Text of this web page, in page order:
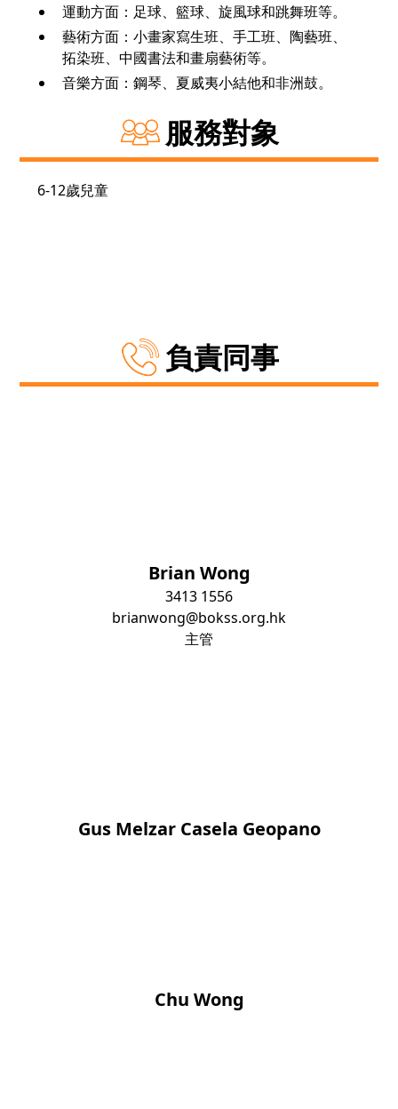
運動方面：足球、籃球、旋風球和跳舞班等。
藝術方面：小畫家寫生班、手工班、陶藝班、
拓染班、中國書法和畫扇藝術等。
音樂方面：鋼琴、夏威夷小結他和非洲鼓。
服務對象
6-12歲兒童
負責同事
Brian Wong
3413 1556
brianwong@bokss.org.hk
主管
Gus Melzar Casela Geopano
Chu Wong